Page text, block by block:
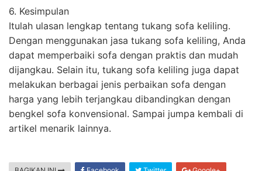
6. Kesimpulan
Itulah ulasan lengkap tentang tukang sofa keliling.
Dengan menggunakan jasa tukang sofa keliling, Anda
dapat memperbaiki sofa dengan praktis dan mudah
dijangkau. Selain itu, tukang sofa keliling juga dapat
melakukan berbagai jenis perbaikan sofa dengan
harga yang lebih terjangkau dibandingkan dengan
bengkel sofa konvensional. Sampai jumpa kembali di
artikel menarik lainnya.